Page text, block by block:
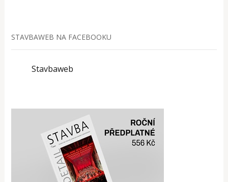
STAVBAWEB NA FACEBOOKU
Stavbaweb